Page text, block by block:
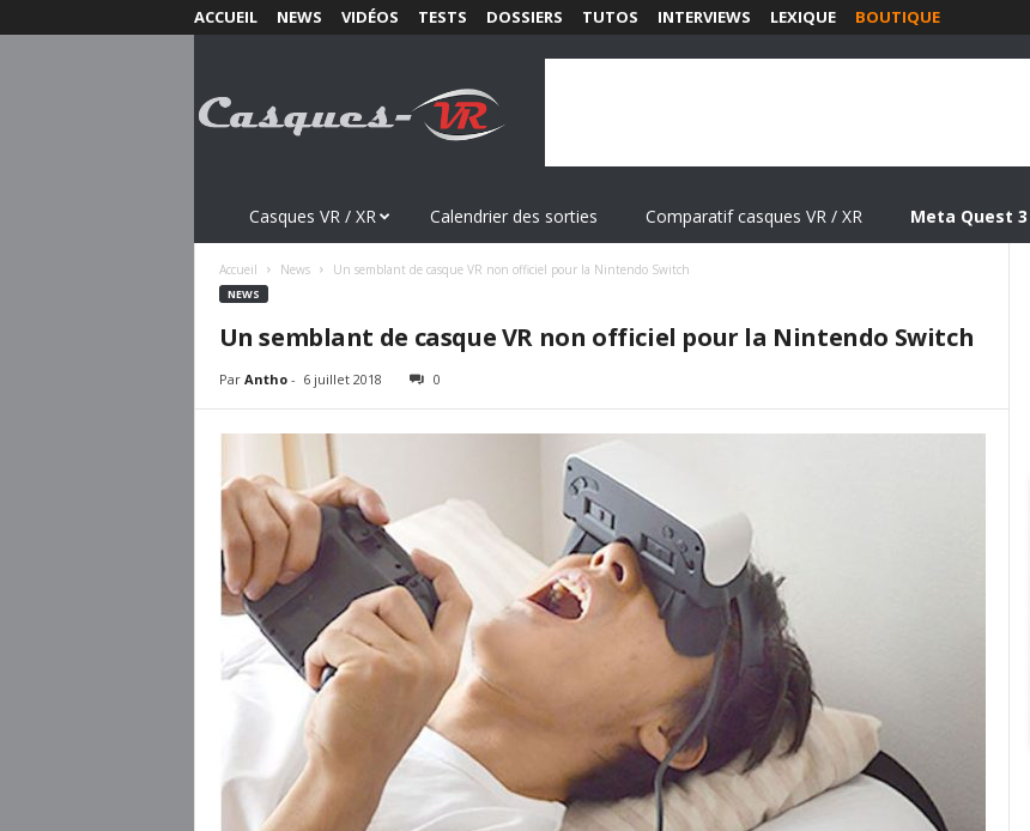
ACCUEIL NEWS VIDÉOS TESTS DOSSIERS TUTOS INTERVIEWS LEXIQUE BOUTIQUE
s
Casques VR / XR Calendrier des sorties Comparatif casques VR / XR Meta Quest 3
Accueil News Un semblant de casque VR non officiel pour la Nintendo Switch
NEWS
Un semblant de casque VR non officiel pour la Nintendo Switch
Par Antho- 6 juillet 2018 0